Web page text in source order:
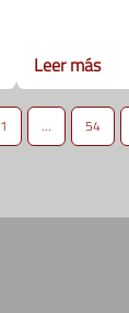
Leer más
1 … 54